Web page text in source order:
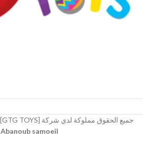
جميع الحقوق مملوكة لدي شركة [GTG TOYS]
Abanoub samoeil